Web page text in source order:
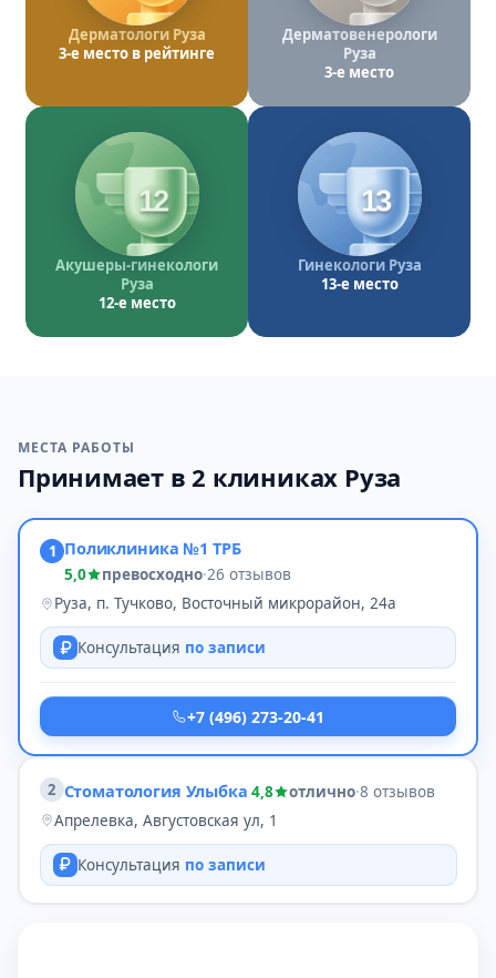
Дерматологи Руза
3-е место в рейтинге
Дерматовенерологи
Руза
3-е место
12
Акушеры-гинекологи
Руза
12-е место
13
Гинекологи Руза
13-е место
МЕСТА РАБОТЫ
Принимает в 2 клиниках Руза
1 Поликлиника №1 ТРБ
5,0 превосходно·26 отзывов
Руза, п. Тучково, Восточный микрорайон, 24а
Консультация по записи
+7 (496) 273-20-41
2 Стоматология Улыбка 4,8 отлично·8 отзывов
Апрелевка, Августовская ул, 1
Консультация по записи